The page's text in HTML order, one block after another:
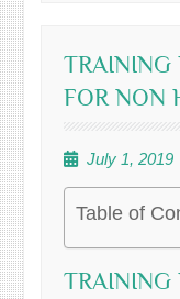
TRAINING
FOR NON
July 1, 2019
Table of
TRAINING